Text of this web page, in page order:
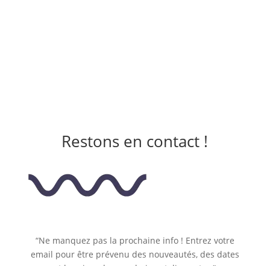
Restons en contact !
“Ne manquez pas la prochaine info ! Entrez votre
email pour être prévenu des nouveautés, des dates